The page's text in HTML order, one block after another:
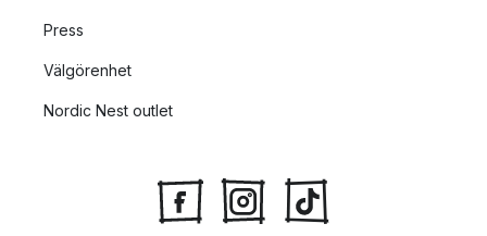
Press
Välgörenhet
Nordic Nest outlet